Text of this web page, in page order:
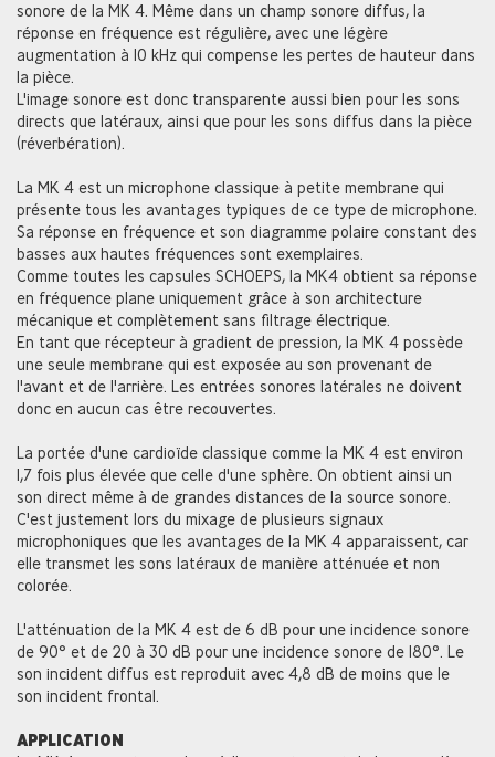
sonore de la MK 4. Même dans un champ sonore diffus, la
réponse en fréquence est régulière, avec une légère
augmentation à 10 kHz qui compense les pertes de hauteur dans
la pièce.
L'image sonore est donc transparente aussi bien pour les sons
directs que latéraux, ainsi que pour les sons diffus dans la pièce
(réverbération).
La MK 4 est un microphone classique à petite membrane qui
présente tous les avantages typiques de ce type de microphone.
Sa réponse en fréquence et son diagramme polaire constant des
basses aux hautes fréquences sont exemplaires.
Comme toutes les capsules SCHOEPS, la MK4 obtient sa réponse
en fréquence plane uniquement grâce à son architecture
mécanique et complètement sans filtrage électrique.
En tant que récepteur à gradient de pression, la MK 4 possède
une seule membrane qui est exposée au son provenant de
l'avant et de l'arrière. Les entrées sonores latérales ne doivent
donc en aucun cas être recouvertes.
La portée d'une cardioïde classique comme la MK 4 est environ
1,7 fois plus élevée que celle d'une sphère. On obtient ainsi un
son direct même à de grandes distances de la source sonore.
C'est justement lors du mixage de plusieurs signaux
microphoniques que les avantages de la MK 4 apparaissent, car
elle transmet les sons latéraux de manière atténuée et non
colorée.
L'atténuation de la MK 4 est de 6 dB pour une incidence sonore
de 90° et de 20 à 30 dB pour une incidence sonore de 180°. Le
son incident diffus est reproduit avec 4,8 dB de moins que le
son incident frontal.
APPLICATION